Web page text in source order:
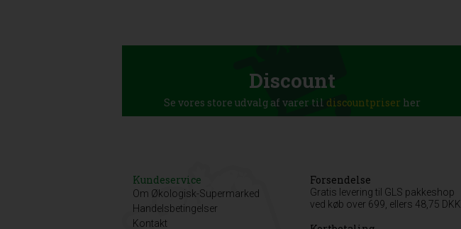
Discount
Se vores store udvalg af varer til discountpriser her
Kundeservice
Om Økologisk-Supermarked
Handelsbetingelser
Kontakt
Forsendelse
Gratis levering til GLS pakkeshop
ved køb over 699, ellers 48,75 DKK